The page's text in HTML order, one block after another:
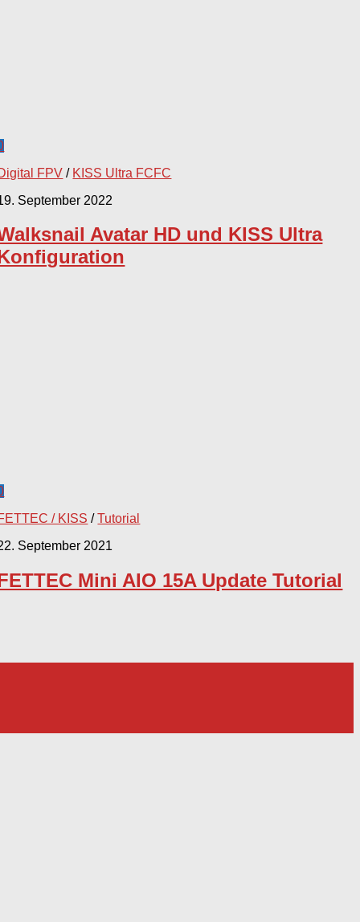
FPV / KISS Ultra FCFC
September 2022
Avatar HD und KISS Ultra
/ KISS /Tutorial
September 2021
Mini AIO 15A Update Tutorial